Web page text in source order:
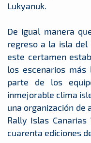
Lukyanuk.
De igual manera
regreso a la isla del
este certamen
los escenarios
parte de los
inmejorable clima
una organización de
Rally Islas
cuarenta ediciones